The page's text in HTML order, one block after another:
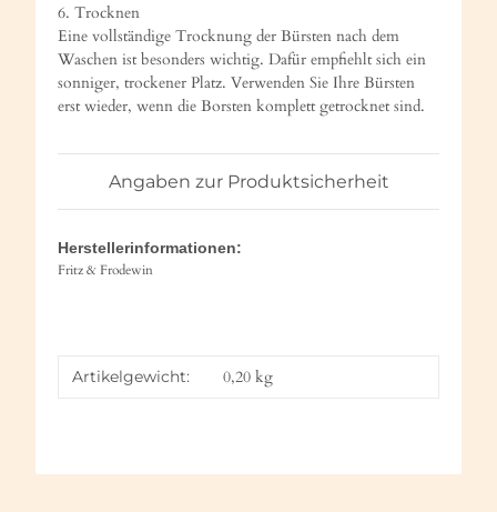
6. Trocknen
Eine vollständige Trocknung der Bürsten nach dem
Waschen ist besonders wichtig. Dafür empfiehlt sich ein
sonniger, trockener Platz. Verwenden Sie Ihre Bürsten
erst wieder, wenn die Borsten komplett getrocknet sind.
Angaben zur Produktsicherheit
Herstellerinformationen:
Fritz & Frodewin
Artikelgewicht: 0,20 kg